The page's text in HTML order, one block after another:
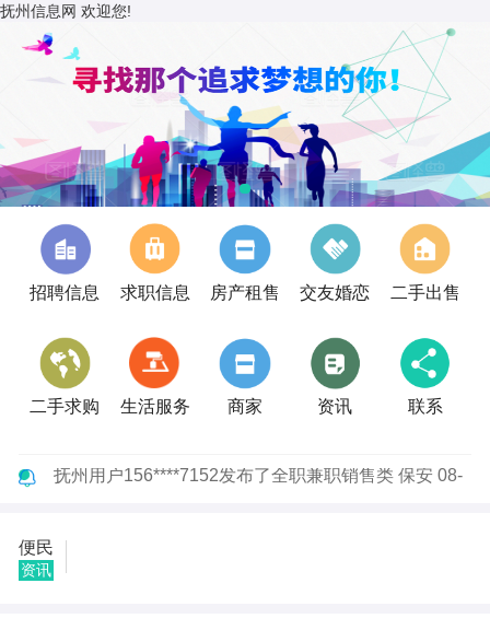
抚州信息网 欢迎您!
招聘信息 求职信息 房产租售 交友婚恋 二手出售
二手求购 生活服务 商家 资讯 联系
抚州用户181****5577发布了城区1-3楼价格在80万左
抚州用户151****9640发布了跑腿代驾，代购送餐 08-
便民
资讯